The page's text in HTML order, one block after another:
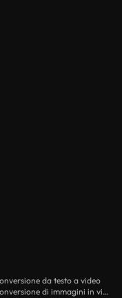
da testo a video
Flussi di lavoro di intelligenza artificiale per la conversione di immagini in video